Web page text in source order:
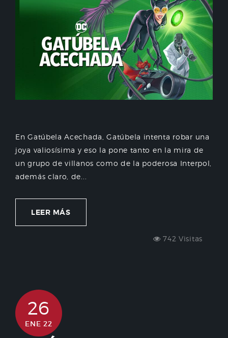
En Gatúbela Acechada, Gatúbela intenta robar una
joya valiosísima y eso la pone tanto en la mira de
un grupo de villanos como de la poderosa Interpol,
además claro, de...
LEER MÁS
742 Visitas
26
ENE 22